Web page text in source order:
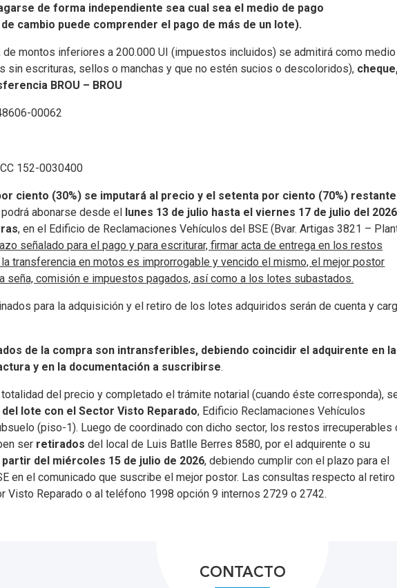
de forma independiente sea cual sea el medio de pago
cambio puede comprender el pago de más de un lote).
de montos inferiores a 200.000 UI (impuestos incluidos) se admitirá como medio
sin escrituras, sellos o manchas y que no estén sucios o descoloridos),
BROU – BROU
00062
152-0030400
ciento (30%) se imputará al precio y el setenta por ciento (70%) restante
abonarse desde el lunes 13 de julio hasta el viernes 17 de julio del 2026
, en el Edificio de Reclamaciones Vehículos del BSE (Bvar. Artigas 3821 –
señalado para el pago y para escriturar, firmar acta de entrega en los restos
transferencia en motos es improrrogable y vencido el mismo, el mejor postor
seña, comisión e impuestos pagados, así como a los lotes subastados.
para la adquisición y el retiro de los lotes adquiridos serán de cuenta y
de la compra son intransferibles, debiendo coincidir el adquirente en la
y en la documentación a suscribirse.
del precio y completado el trámite notarial (cuando éste corresponda),
lote con el Sector Visto Reparado, Edificio Reclamaciones Vehículos
(piso-1). Luego de coordinado con dicho sector, los restos irrecuperables
ser retiradosdel local de Luis Batlle Berres 8580, por el adquirente o su
partir del miércoles 15 de julio de 2026, debiendo cumplir con el plazo para el
en el comunicado que suscribe el mejor postor. Las consultas respecto al retiro
Visto Reparado o al teléfono 1998 opción 9 internos 2729 o 2742.
CONTACTO